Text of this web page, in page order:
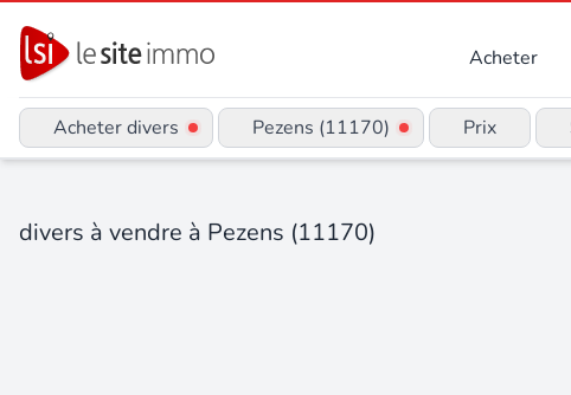
Acheter
Acheter divers Pezens (11170) Prix
divers à vendre à Pezens (11170)